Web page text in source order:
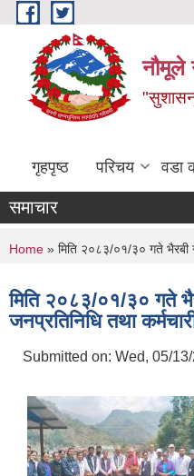
Skip to main content
नौमूले
"सुशासन
गृहपृष्ठ परिचय वडा
समाचार
You are here
Home » मिति २०८३/०१/३० गते भैरबी
मिति २०८३/०१/३० गते
जनप्रतिनिधि तथा
Submitted on: Wed, 05/